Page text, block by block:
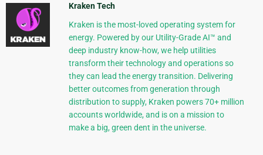
Kraken Tech
Kraken is the most-loved operating system for
energy. Powered by our Utility-Grade AI™ and
deep industry know-how, we help utilities
transform their technology and operations so
they can lead the energy transition. Delivering
better outcomes from generation through
distribution to supply, Kraken powers 70+ million
accounts worldwide, and is on a mission to
make a big, green dent in the universe.